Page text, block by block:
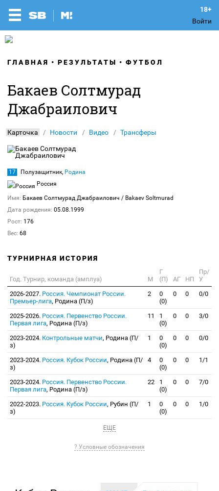
Войти
ГЛАВНАЯ РЕЗУЛЬТАТЫ ФУТБОЛ
Бакаев Солтмурад
Джабраилович
Карточка Новости Видео Трансферы
17 Полузащитник, Родина
Россия
Имя: Бакаев Солтмурад Джабраилович / Bakaev Soltmurad
Дата рождения: 05.08.1999
Рост: 176
Вес: 68
ТУРНИРНАЯ ИСТОРИЯ
Год. Турнир, команда (амплуа) М
Г
(П)
АГ НП
Пр/
У
2026-2027. Россия. Чемпионат России.
Премьер-лига, Родина (П/з)
2
0
(0)
0 0 0/0
2025-2026. Россия. Первенство России.
Первая лига, Родина (П/з)
11
1
(0)
0 0 3/0
2023-2024. Контрольные матчи, Родина (П/
з)
1
0
(0)
0 0 0/0
2023-2024. Россия. Кубок России, Родина (П/
з)
4
0
(0)
0 0 1/1
2023-2024. Россия. Первенство России.
Первая лига, Родина (П/з)
22
1
(0)
0 0 7/0
2022-2023. Россия. Кубок России, Рубин (П/
з)
1
0
(0)
0 0 1/0
ЕЩЕ
? Условные обозначения